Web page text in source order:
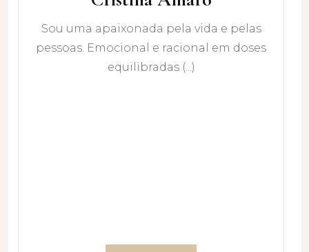
Sou uma apaixonada pela vida e pelas
pessoas. Emocional e racional em doses
equilibradas (...)